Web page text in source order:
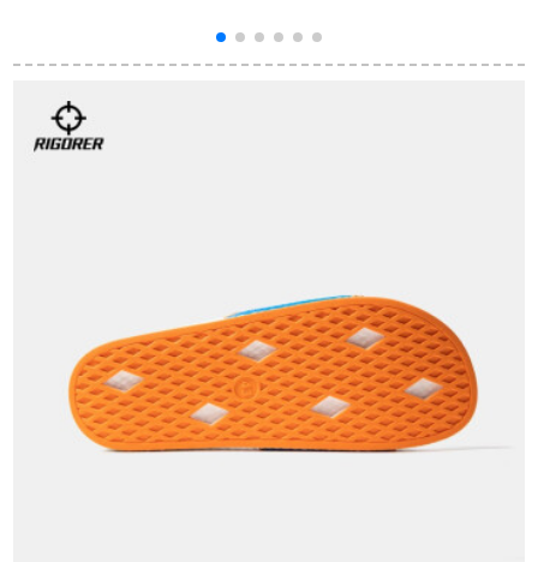
ファック厚底露指ロ
コン41
ノクロビのチカジュ
ル
ツカジッショ人字EG